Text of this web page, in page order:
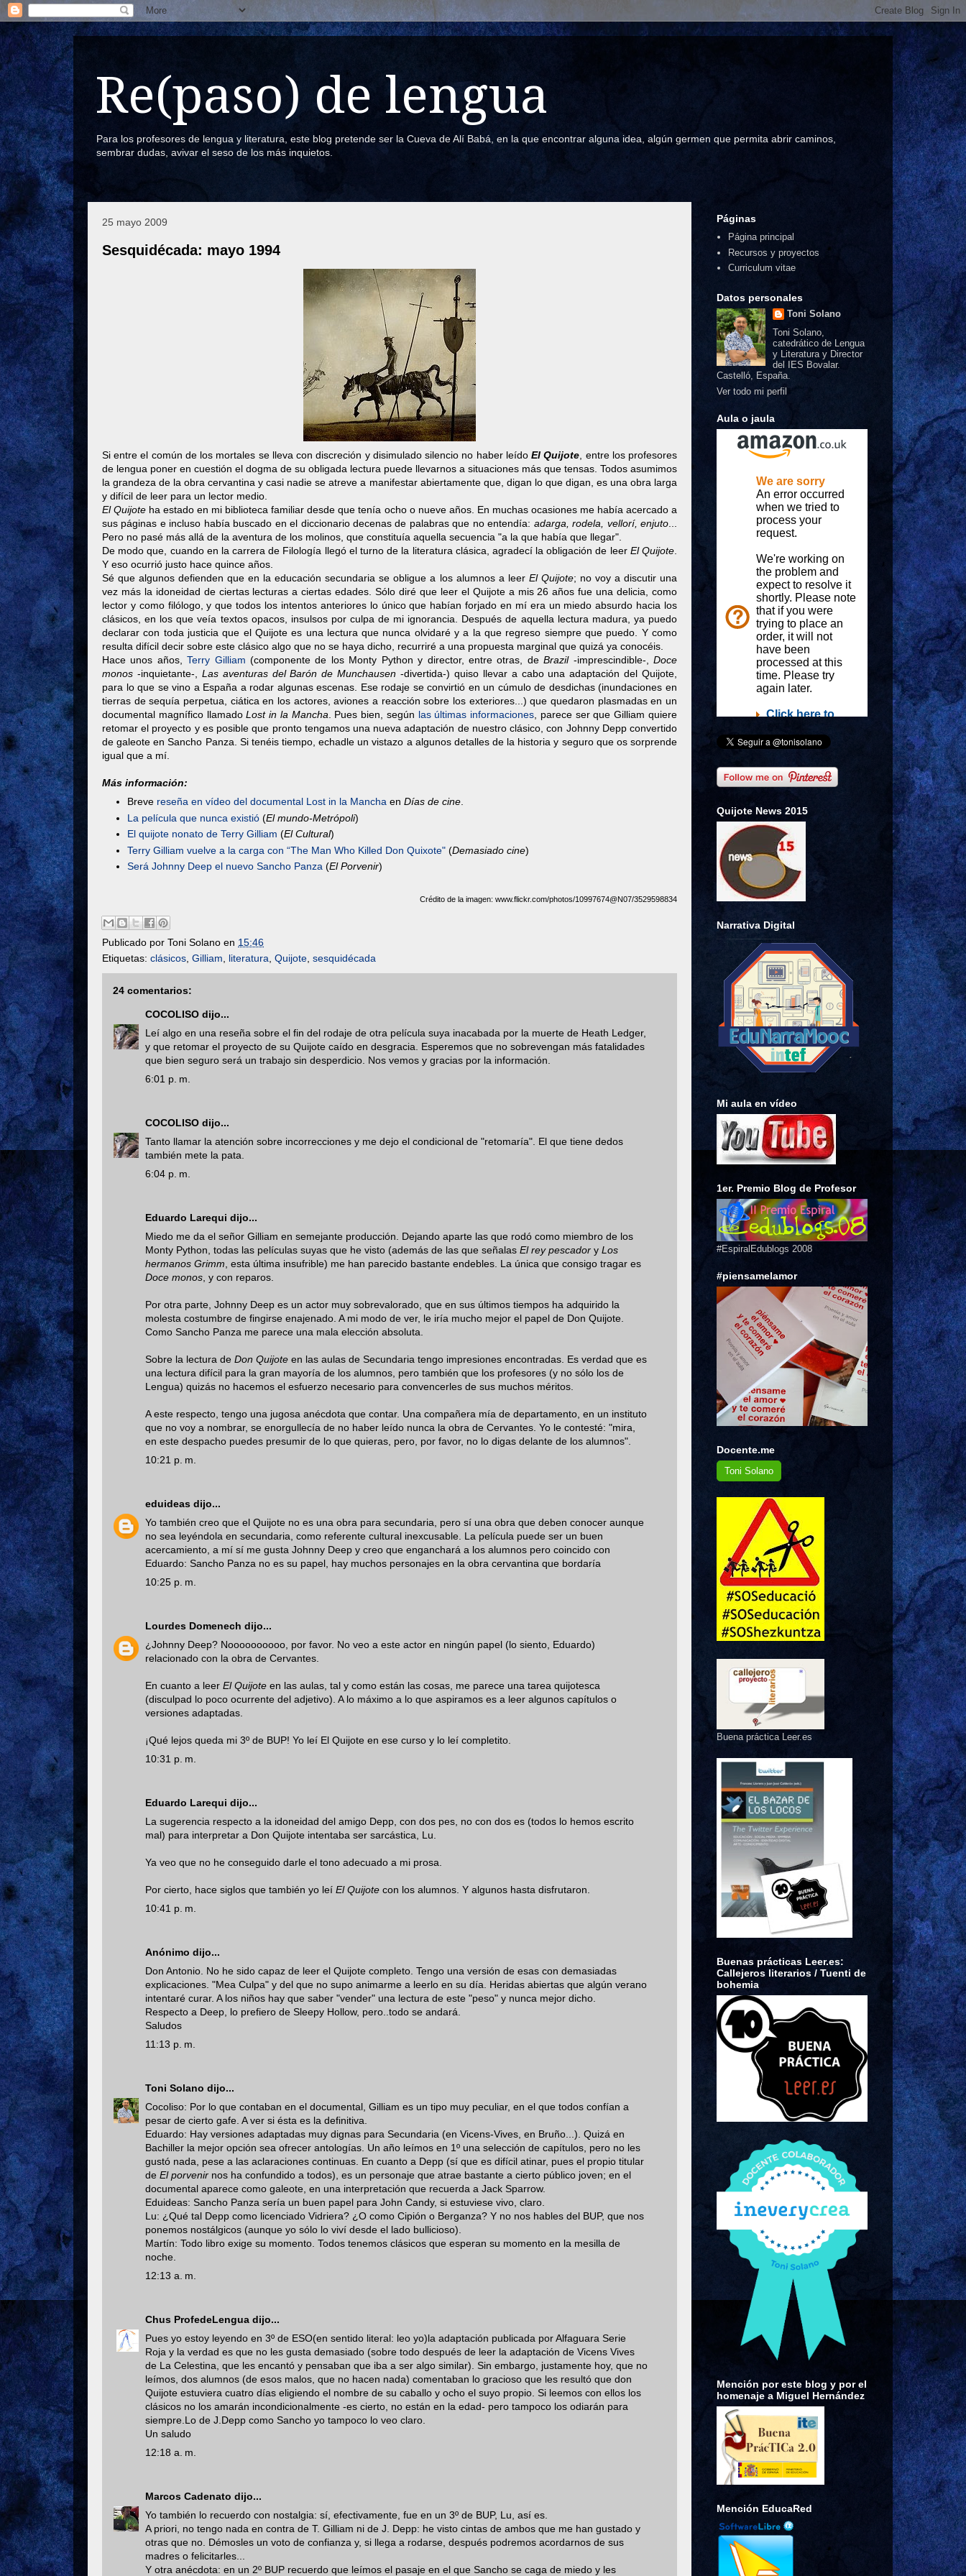
Re(paso) de lengua
Para los profesores de lengua y literatura, este blog pretende ser la Cueva de Alí Babá, en la que encontrar alguna idea, algún germen que permita abrir caminos,
sembrar dudas, avivar el seso de los más inquietos.
25 mayo 2009
Sesquidécada: mayo 1994
Si entre el común de los mortales se lleva con discreción y disimulado silencio no haber leídoEl Quijote , entre los profesores
de lengua poner en cuestión el dogma de su obligada lectura puede llevarnos a situaciones más que tensas. Todos asumimos
la grandeza de la obra cervantina y casi nadie se atreve a manifestar abiertamente que, digan lo que digan, es una obra larga
y difícil de leer para un lector medio.
El Quijote ha estado en mi biblioteca familiar desde que tenía ocho o nueve años. En muchas ocasiones me había acercado a
sus páginas e incluso había buscado en el diccionario decenas de palabras que no entendía: adarga, rodela, vellorí, enjuto
Pero no pasé más allá de la aventura de los molinos, que constituía aquella secuencia "a la que había que llegar".
De modo que, cuando en la carrera de Filología llegó el turno de la literatura clásica, agradecí la obligación de leer El Quijote
Y eso ocurrió justo hace quince años.
Sé que algunos defienden que en la educación secundaria se obligue a los alumnos a leer El Quijote; no voy a discutir una
vez más la idoneidad de ciertas lecturas a ciertas edades. Sólo diré que leer el Quijote a mis 26 años fue una delicia, como
lector y como filólogo, y que todos los intentos anteriores lo único que habían forjado en mí era un miedo absurdo hacia los
clásicos, en los que veía textos opacos, insulsos por culpa de mi ignorancia. Después de aquella lectura madura, ya puedo
declarar con toda justicia que el Quijote es una lectura que nunca olvidaré y a la que regreso siempre que puedo. Y como
resulta difícil decir sobre este clásico algo que no se haya dicho, recurriré a una propuesta marginal que quizá ya conocéis.
Hace unos años,Terry Gilliam (componente de los Monty Python y director, entre otras, deBrazil-imprescindible-,Doce
monos -inquietante-, Las aventuras del Barón de Munchausen -divertida-) quiso llevar a cabo una adaptación del Quijote,
para lo que se vino a España a rodar algunas escenas. Ese rodaje se convirtió en un cúmulo de desdichas (inundaciones en
tierras de sequía perpetua, ciática en los actores, aviones a reacción sobre los exteriores...) que quedaron plasmadas en un
documental magnífico llamadoLost in la Mancha . Pues bien, según las últimas informaciones , parece ser que Gilliam quiere
retomar el proyecto y es posible que pronto tengamos una nueva adaptación de nuestro clásico, con Johnny Depp convertido
de galeote enSancho Panza. Si tenéis tiempo, echadle un vistazo a algunos detalles de la historia y seguro que os sorprende
igual que a mí.
Más información:
Breve reseña en vídeo del documental Lost in la Mancha en Días de cine
La película que nunca existió (El mundo-Metrópoli)
El quijote nonato de Terry Gilliam (El Cultural)
Terry Gilliam vuelve a la carga con “The Man Who Killed Don Quixote" (Demasiado cine)
Será Johnny Deep el nuevo Sancho Panza (El Porvenir)
Crédito de la imagen: www.flickr.com/photos/10997674@N07/3529598834
Publicado por Toni Solano en 15:46
Etiquetas: clásicos Gilliam literatura Quijote sesquidécada
24 comentarios:
COCOLISO dijo...
Leí algo en una reseña sobre el fin del rodaje de otra película suya inacabada por la muerte de Heath Ledger,
y que retomar el proyecto de su Quijote caído en desgracia. Esperemos que no sobrevengan más fatalidades
que bien seguro será un trabajo sin desperdicio. Nos vemos y gracias por la información.
6:01 p. m.
COCOLISO dijo...
Tanto llamar la atención sobre incorrecciones y me dejo el condicional de "retomaría". El que tiene dedos
también mete la pata.
6:04 p. m.
Eduardo Larequi dijo...
Miedo me da el señor Gilliam en semejante producción. Dejando aparte las que rodó como miembro de los
Monty Python, todas las películas suyas que he visto (además de las que señalas El rey pescador y Los
hermanos Grimm , esta última insufrible) me han parecido bastante endebles. La única que consigo tragar es
Doce monos , y con reparos.
Por otra parte, Johnny Deep es un actor muy sobrevalorado, que en sus últimos tiempos ha adquirido la
molesta costumbre de fingirse enajenado. A mi modo de ver, le iría mucho mejor el papel de Don Quijote.
Como Sancho Panza me parece una mala elección absoluta.
Sobre la lectura de Don Quijote en las aulas de Secundaria tengo impresiones encontradas. Es verdad que es
una lectura difícil para la gran mayoría de los alumnos, pero también que los profesores (y no sólo los de
Lengua) quizás no hacemos el esfuerzo necesario para convencerles de sus muchos méritos.
A este respecto, tengo una jugosa anécdota que contar. Una compañera mía de departamento, en un instituto
que no voy a nombrar, se enorgullecía de no haber leído nunca la obra de Cervantes. Yo le contesté: "mira,
en este despacho puedes presumir de lo que quieras, pero, por favor, no lo digas delante de los alumnos".
10:21 p. m.
eduideas dijo...
Yo también creo que el Quijote no es una obra para secundaria, pero sí una obra que deben conocer aunque
no sea leyéndola en secundaria, como referente cultural inexcusable. La película puede ser un buen
acercamiento, a mí sí me gusta Johnny Deep y creo que enganchará a los alumnos pero coincido con
Eduardo: Sancho Panza no es su papel, hay muchos personajes en la obra cervantina que bordaría
10:25 p. m.
Lourdes Domenech dijo...
¿Johnny Deep? Noooooooooo, por favor. No veo a este actor en ningún papel (lo siento, Eduardo)
relacionado con la obra de Cervantes.
En cuanto a leer El Quijote en las aulas, tal y como están las cosas, me parece una tarea quijotesca
(disculpad lo poco ocurrente del adjetivo). A lo máximo a lo que aspiramos es a leer algunos capítulos o
versiones adaptadas.
¡Qué lejos queda mi 3º de BUP! Yo leí El Quijote en ese curso y lo leí completito.
10:31 p. m.
Eduardo Larequi dijo...
La sugerencia respecto a la idoneidad del amigo Depp, con dos pes, no con dos es (todos lo hemos escrito
mal) para interpretar a Don Quijote intentaba ser sarcástica, Lu.
Ya veo que no he conseguido darle el tono adecuado a mi prosa.
Por cierto, hace siglos que también yo leí El Quijote con los alumnos. Y algunos hasta disfrutaron.
10:41 p. m.
Anónimo dijo...
Don Antonio. No he sido capaz de leer el Quijote completo. Tengo una versión de esas con demasiadas
explicaciones. "Mea Culpa" y del que no supo animarme a leerlo en su día. Heridas abiertas que algún verano
intentaré curar. A los niños hay que saber "vender" una lectura de este "peso" y nunca mejor dicho.
Respecto a Deep, lo prefiero de Sleepy Hollow, pero..todo se andará.
Saludos
11:13 p. m.
Toni Solano dijo...
Cocoliso: Por lo que contaban en el documental, Gilliam es un tipo muy peculiar, en el que todos confían a
pesar de cierto gafe. A ver si ésta es la definitiva.
Eduardo: Hay versiones adaptadas muy dignas para Secundaria (en Vicens-Vives, en Bruño...). Quizá en
Bachiller la mejor opción sea ofrecer antologías. Un año leímos en 1º una selección de capítulos, pero no les
gustó nada, pese a las aclaraciones continuas. En cuanto a Depp (sí que es difícil atinar, pues el propio titular
de El porvenir nos ha confundido a todos), es un personaje que atrae bastante a cierto público joven; en el
documental aparece como galeote, en una interpretación que recuerda a Jack Sparrow.
Eduideas: Sancho Panza sería un buen papel para John Candy, si estuviese vivo, claro.
Lu: ¿Qué tal Depp como licenciado Vidriera? ¿O como Cipión o Berganza? Y no nos hables del BUP, que nos
ponemos nostálgicos (aunque yo sólo lo viví desde el lado bullicioso).
Martín: Todo libro exige su momento. Todos tenemos clásicos que esperan su momento en la mesilla de
noche.
12:13 a. m.
Chus ProfedeLengua dijo...
Pues yo estoy leyendo en 3º de ESO(en sentido literal: leo yo)la adaptación publicada por Alfaguara Serie
Roja y la verdad es que no les gusta demasiado (sobre todo después de leer la adaptación de Vicens Vives
de La Celestina, que les encantó y pensaban que iba a ser algo similar). Sin embargo, justamente hoy, que no
leímos, dos alumnos (de esos malos, que no hacen nada) comentaban lo gracioso que les resultó que don
Quijote estuviera cuatro días eligiendo el nombre de su caballo y ocho el suyo propio. Si leemos con ellos los
clásicos no los amarán incondicionalmente -es cierto, no están en la edad- pero tampoco los odiarán para
siempre.Lo de J.Depp como Sancho yo tampoco lo veo claro.
Un saludo
12:18 a. m.
Marcos Cadenato dijo...
Yo también lo recuerdo con nostalgia: sí, efectivamente, fue en un 3º de BUP, Lu, así es.
A priori, no tengo nada en contra de T. Gilliam ni de J. Depp: he visto cintas de ambos que me han gustado y
otras que no. Démosles un voto de confianza y, si llega a rodarse, después podremos acordarnos de sus
madres o felicitarles...
Y otra anécdota: en un 2º BUP recuerdo que leímos el pasaje en el que Sancho se caga de miedo y les
Páginas
Página principal
Recursos y proyectos
Curriculum vitae
Datos personales
Toni Solano
Toni Solano,
catedrático de Lengua
y Literatura y Director
del IES Bovalar.
Castelló, España.
Ver todo mi perfil
Aula o jaula
Quijote News 2015
Narrativa Digital
Mi aula en vídeo
1er. Premio Blog de Profesor
#EspiralEdublogs 2008
#piensamelamor
Docente.me
Toni Solano
Buena práctica Leer.es
Buenas prácticas Leer.es:
Callejeros literarios / Tuenti de
bohemia
Mención por este blog y por el
homenaje a Miguel Hernández
Mención EducaRed